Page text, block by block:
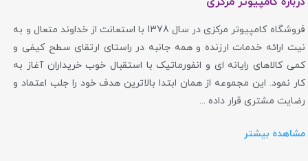
فروشگاه کامپیوتر مرکزی در سال 1378 با استعانت از خداوند متعال و به
نیت ارائه خدمات ارزنده و همه جانبه در راستای ارتقای سطح کیفی و
کمی کالاهای رایانه ای و انفورماتیک با استقبال خوب خریداران آغاز به
کار نمود. این مجموعه از همان ابتدا بالاترین هدف خود را جلب اعتماد و
رضایت مشتری قرار داده ...
مشاهده بیشتر